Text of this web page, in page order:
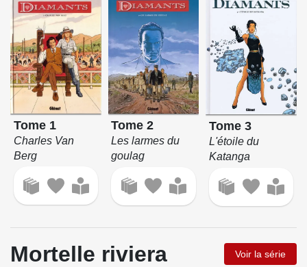
Tome 1
Charles Van
Berg
Tome 2
Les larmes du
goulag
Tome 3
L'étoile du
Katanga
Mortelle riviera Voir la série